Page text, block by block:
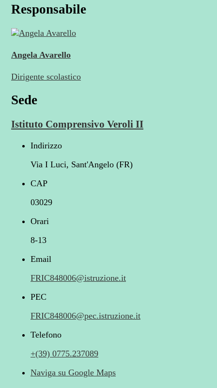
Responsabile
Angela Avarello
Dirigente scolastico
Sede
Istituto Comprensivo Veroli II
Indirizzo
Via I Luci, Sant'Angelo (FR)
CAP
03029
Orari
8-13
Email
FRIC848006@istruzione.it
PEC
FRIC848006@pec.istruzione.it
Telefono
+(39) 0775.237089
Naviga su Google Maps